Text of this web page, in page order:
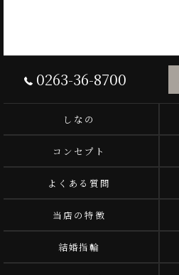
0263-36-8700
しなの
コンセプト
よくある質問
当店の特徴
結婚指輪